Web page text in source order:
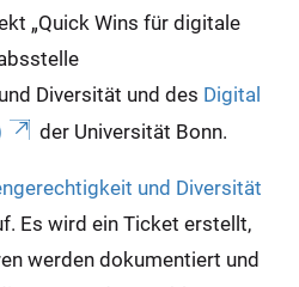
„Quick Wins für digitale
Diversität und des Digital
der Universität Bonn.
und Diversität
Es wird ein Ticket erstellt,
werden dokumentiert und